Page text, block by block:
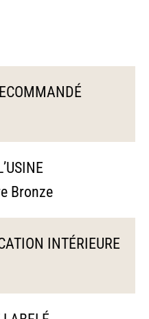
Bronze
INTÉRIEURE